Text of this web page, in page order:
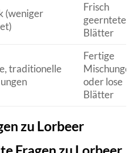
(weniger
Frisch
geerntete
Blätter
traditionelle
Fertige
Mischungen
oder lose
Blätter
zu Lorbeer